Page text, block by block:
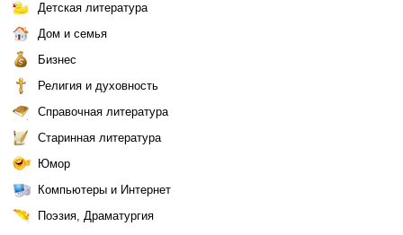
Детская литература
Дом и семья
Бизнес
Религия и духовность
Справочная литература
Старинная литература
Юмор
Компьютеры и Интернет
Поэзия, Драматургия